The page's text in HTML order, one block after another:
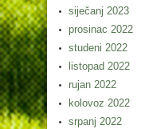
siječanj 2023
prosinac 2022
studeni 2022
listopad 2022
rujan 2022
kolovoz 2022
srpanj 2022